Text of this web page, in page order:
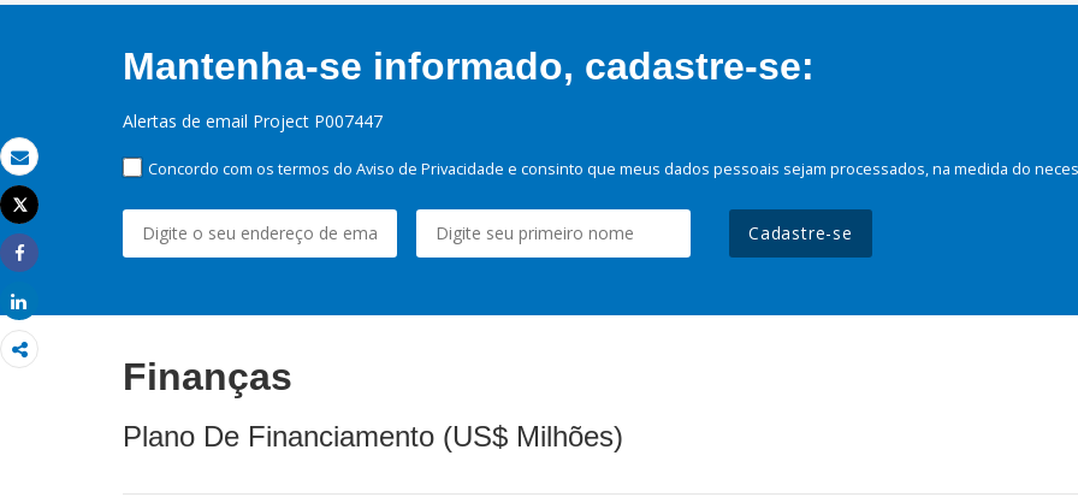
Email
Imprimir
Tweet
Share
Mantenha-se informado, cadastre-se:
Alertas de email Project P007447
Concordo com os termos do Aviso de Privacidade e consinto que meus dados pessoais sejam processados, na medida do
Cadastre-se
Finanças
Plano De Financiamento (US$ Milhões)